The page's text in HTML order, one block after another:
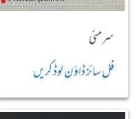
سرمئی
فل سائز ڈاؤن لوڈ کریں